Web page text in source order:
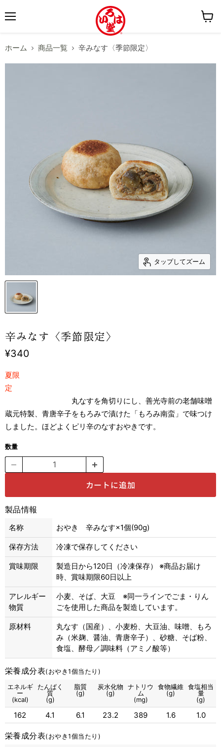
ュ
ー
を
ホーム 商品一覧 辛みなす〈季節限定〉
タップしてズーム
辛みなす〈季節限定〉
現在の価格
¥340
夏限
定
丸なすを角切りにし、善光寺前の老舗味噌
蔵元特製、青唐辛子をもろみで漬けた「もろみ南蛮」で味つけ
しました。ほどよくピリ辛のなすおやきです。
数量
カートに追加
製品情報
名称 おやき 辛みなす×1個(90g)
保存方法 冷凍で保存してください
賞味期限
製造日から120日（冷凍保存） ※商品お届け
時、賞味期限60日以上
アレルギー
物質
小麦、そば、大豆 ※同一ラインでごま・りん
ごを使用した商品を製造しています。
原材料
丸なす（国産）、小麦粉、大豆油、味噌、もろ
み（米麹、醤油、青唐辛子）、砂糖、そば粉、
食塩、酵母／調味料（アミノ酸等）
栄養成分表(おやき1個当たり)
エネルギ
ー
(kcal)
たんぱく
質
(g)
脂質
(g)
炭水化物
(g)
ナトリウ
ム
(mg)
食物繊維
(g)
食塩相当
量
(g)
162 4.1 6.1 23.2 389 1.6 1.0
栄養成分表(おやき1個当たり)